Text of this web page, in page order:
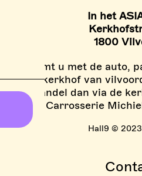
In het
1800
Komt u met de auto,
kerkhof van
En wandel dan via de
van Carrosserie
Hall9 ©